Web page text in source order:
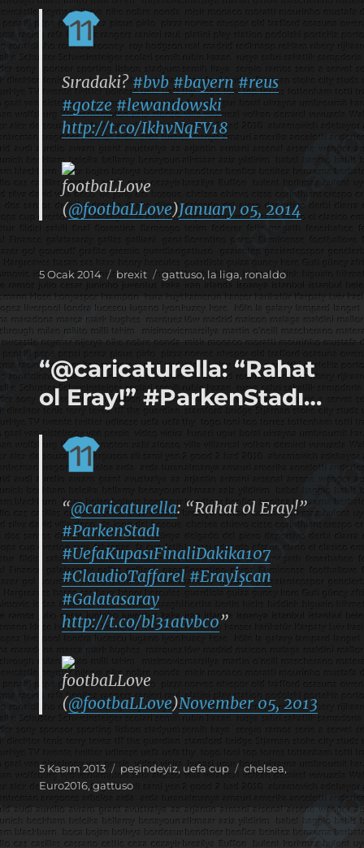
Sıradaki? #bvb #bayern #reus
#gotze #lewandowski
http://t.co/IkhvNqFV18
footbaLLove
(@footbaLLove)January 05, 2014
Yayın
5 Ocak 2014 Kategoriler
brexit Etiketler
gattuso, la liga, ronaldo
“@caricaturella: “Rahat
ol Eray!” #ParkenStadı…
“@caricaturella: “Rahat ol Eray!”
#ParkenStadı
#UefaKupasıFinaliDakika107
#ClaudioTaffarel #Erayİşcan
#Galatasaray
http://t.co/bl31atvbc0”
footbaLLove
(@footbaLLove)November 05, 2013
Yayın
tarihi
5 Kasım 2013 Kategoriler
peşindeyiz, uefa cup Etiketler
chelsea,
Euro2016, gattuso